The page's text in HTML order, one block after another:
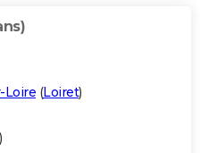
Loire (Loiret)
)